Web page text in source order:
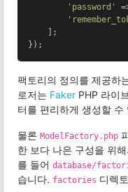
'password'
    ];
});
팩토리의 정의를 제공하
로저는 Faker PHP 라이
터를 편리하게 생성할 수
물론 ModelFactory.php
한 보다 나은 구성을 위
를 들어 database/
습니다. factories 디렉